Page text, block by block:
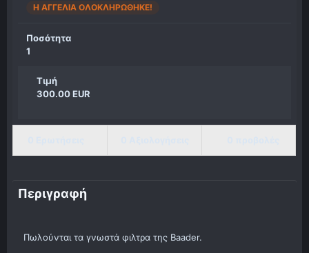
Η ΑΓΓΕΛΊΑ ΟΛΟΚΛΗΡΏΘΗΚΕ!
Ποσότητα
1
Τιμή
300.00 EUR
Περιγραφή
Πωλούνται τα γνωστά φιλτρα της Baader.